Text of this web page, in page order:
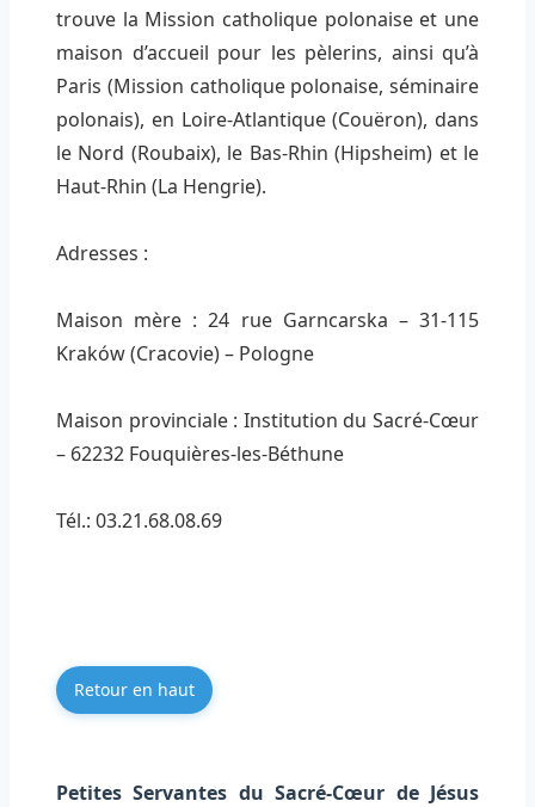
trouve la Mission catholique polonaise et une
maison d’accueil pour les pèlerins, ainsi qu’à
Paris (Mission catholique polonaise, séminaire
polonais), en Loire-Atlantique (Couëron), dans
le Nord (Roubaix), le Bas-Rhin (Hipsheim) et le
Haut-Rhin (La Hengrie).
Adresses :
Maison mère : 24 rue Garncarska – 31-115
Kraków (Cracovie) – Pologne
Maison provinciale : Institution du Sacré-Cœur
– 62232 Fouquières-les-Béthune
Tél.: 03.21.68.08.69
Retour en haut
Petites Servantes du Sacré-Cœur de Jésus